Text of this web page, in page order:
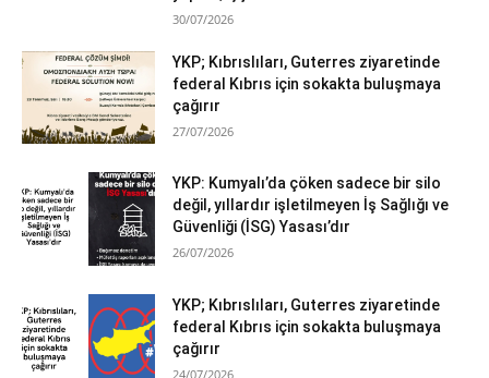
30/07/2026
YKP; Kıbrıslıları, Guterres ziyaretinde
federal Kıbrıs için sokakta buluşmaya
çağırır
27/07/2026
YKP: Kumyalı’da çöken sadece bir silo
değil, yıllardır işletilmeyen İş Sağlığı ve
Güvenliği (İSG) Yasası’dır
26/07/2026
YKP; Kıbrıslıları, Guterres ziyaretinde
federal Kıbrıs için sokakta buluşmaya
çağırır
24/07/2026